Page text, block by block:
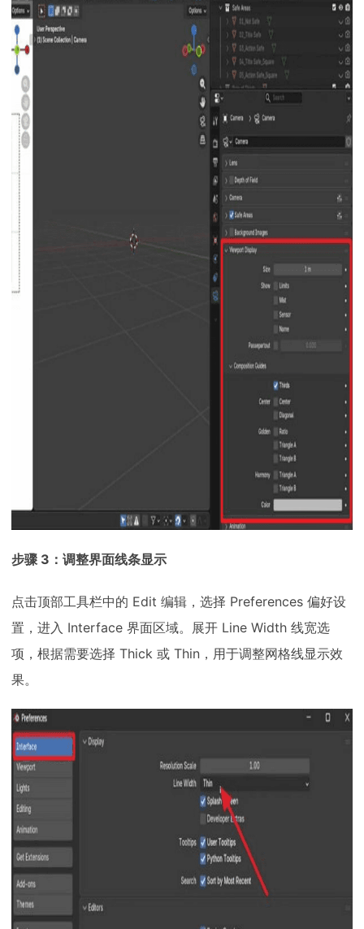
步骤 3：调整界面线条显示
点击顶部工具栏中的 Edit 编辑，选择 Preferences 偏好设
置，进入 Interface 界面区域。展开 Line Width 线宽选
项，根据需要选择 Thick 或 Thin，用于调整网格线显示效
果。